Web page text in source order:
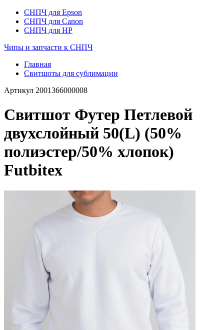
СНПЧ для Epson
СНПЧ для Canon
СНПЧ для HP
Чипы и запчасти к СНПЧ
Главная
Свитшоты для сублимации
Артикул 2001366000008
Свитшот Футер Петлевой
двухслойный 50(L) (50%
полиэстер/50% хлопок)
Futbitex